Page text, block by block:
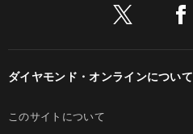
ダイヤモンド・オンラインについて
このサイトについて